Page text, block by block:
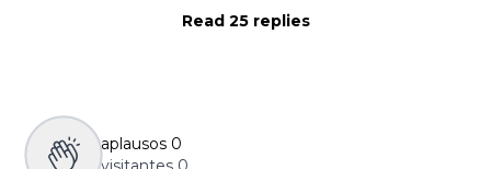
Read 25 replies
aplausos 0